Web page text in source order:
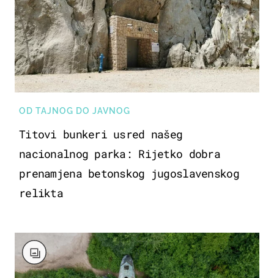
OD TAJNOG DO JAVNOG
Titovi bunkeri usred našeg
nacionalnog parka: Rijetko dobra
prenamjena betonskog jugoslavenskog
relikta